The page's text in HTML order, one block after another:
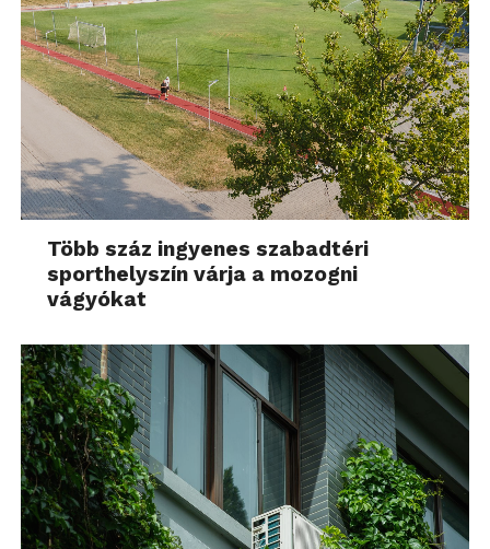
Több száz ingyenes szabadtéri
sporthelyszín várja a mozogni
vágyókat